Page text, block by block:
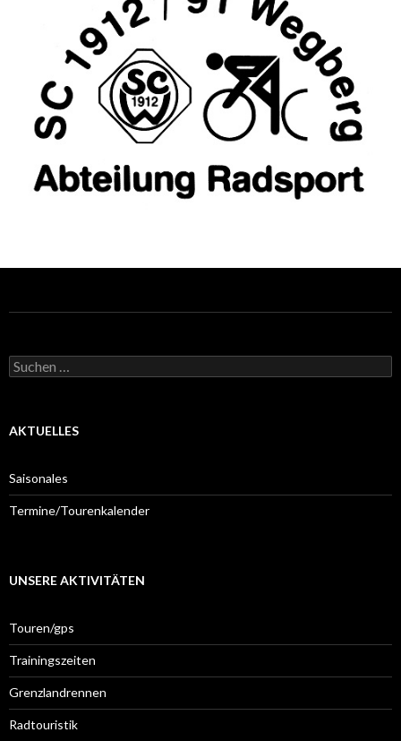
Suchen
nach:
AKTUELLES
Saisonales
Termine/Tourenkalender
UNSERE AKTIVITÄTEN
Touren/gps
Trainingszeiten
Grenzlandrennen
Radtouristik